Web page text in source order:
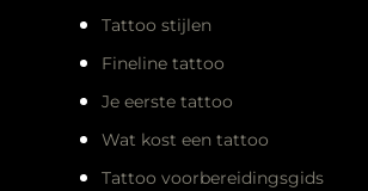
Tattoo stijlen
Fineline tattoo
Je eerste tattoo
Wat kost een tattoo
Tattoo voorbereidingsgids